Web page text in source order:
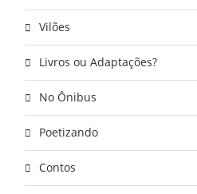
Vilões
Livros ou Adaptações?
No Ônibus
Poetizando
Contos